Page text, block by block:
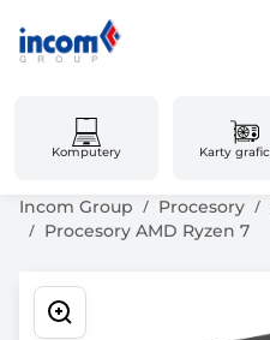
Komputery Karty
Incom Group Procesory
Procesory AMD Ryzen 7